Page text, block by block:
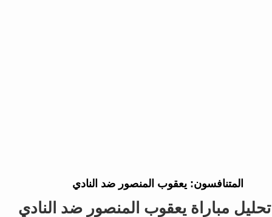
المتنافسون: يعقوب المنصور ضد النادي
تحليل مباراة يعقوب المنصور ضد النادي